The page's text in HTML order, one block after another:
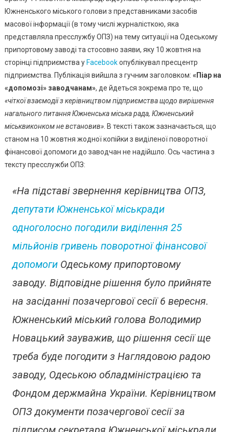
Відповів
На
Заяви
ОПЗ
Щодо
«піару
Зі
ЗМІ
Южненського міського голови з представниками засобів
масової інформації (в тому числі журналісткою, яка
представляла пресслужбу ОПЗ) на тему ситуації на Одеському
припортовому заводі та стосовно заяви, яку 10 жовтня на
сторінці підприємства у Facebookопублікувал пресцентр
підприємства. Публікація вийшла з гучним заголовком: «Піар на
«допомозі» заводчанам», де йдеться зокрема про те, що
«чіткої взаємодії з керівництвом підприємства щодо вирішення
нагального питання Южненська міська рада, Южненський
міськвиконком не встановив». В тексті також зазначається, що
станом на 10 жовтня жодної копійки з виділеної поворотної
фінансової допомоги до заводчан не надійшло. Ось частина з
тексту пресслужби ОПЗ:
«На підставі звернення керівництва ОПЗ,
депутати Южненської міськради
одноголосно погодили виділення 25
мільйонів гривень поворотної фінансової
допомогиОдеському припортовому
заводу. Відповідне рішення було прийняте
на засіданні позачергової сесії 6 вересня.
Южненський міський голова Володимир
Новацький зауважив, що рішення сесії ще
треба буде погодити з Наглядовою радою
заводу, Одеською обладміністрацією та
Фондом держмайна України. Керівництвом
ОПЗ документи позачергової сесії за